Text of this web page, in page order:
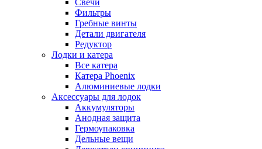
Свечи
Фильтры
Гребные винты
Детали двигателя
Редуктор
Лодки и катера
Все катера
Катера Phoenix
Алюминиевые лодки
Аксессуары для лодок
Аккумуляторы
Анодная защита
Гермоупаковка
Дельные вещи